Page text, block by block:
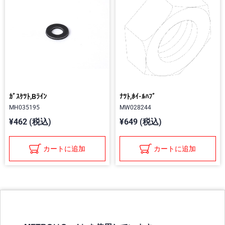
ｶﾞｽｹﾂﾄ,Bﾗｲﾝ
MH035195
¥462 (税込)
カートに追加
ﾅﾂﾄ,ﾎｲ-ﾙﾊﾌﾞ
MW028244
¥649 (税込)
カートに追加